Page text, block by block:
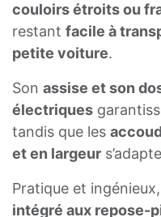
couloirs étroits ou
restant facile à
petite voiture.
Son assise et son
électriques
tandis que les
et en largeur
Pratique et
intégré aux repose-